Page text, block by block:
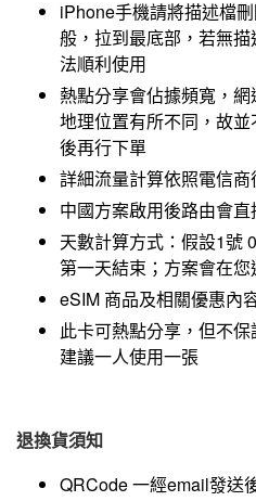
iPhone手機請將描述檔
般，拉到最底部，若無
法順利使用
熱點分享會佔據頻寬，
地理位置有所不同，故
後再行下單
詳細流量計算依照電信
中國方案啟用後路由會
天數計算方式：假設1號
第一天結束；方案會在
eSIM 商品及相關優惠內
此卡可熱點分享，但不
建議一人使用一張
退換貨須知
QRCode 一經email發送